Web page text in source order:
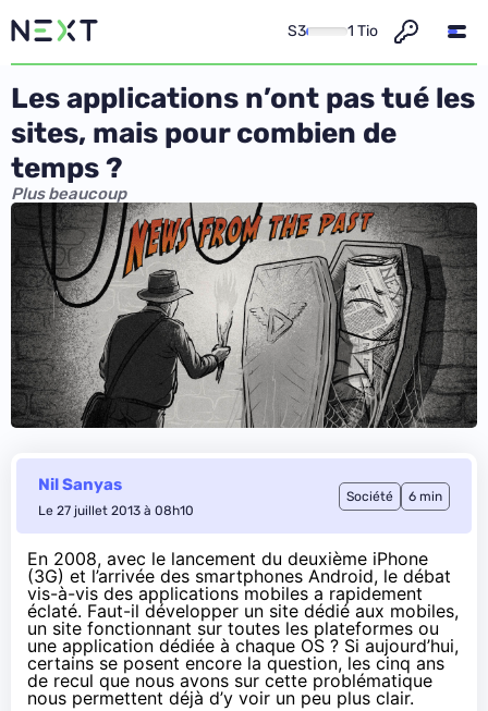
S3 1 Tio
Les applications n’ont pas tué les
sites, mais pour combien de
temps ?
Plus beaucoup
Nil Sanyas
Le 27 juillet 2013 à 08h10
Société 6 min
En 2008, avec le lancement du deuxième iPhone
(3G) et l’arrivée des smartphones Android, le débat
vis-à-vis des applications mobiles a rapidement
éclaté. Faut-il développer un site dédié aux mobiles,
un site fonctionnant sur toutes les plateformes ou
une application dédiée à chaque OS ? Si aujourd’hui,
certains se posent encore la question, les cinq ans
de recul que nous avons sur cette problématique
nous permettent déjà d’y voir un peu plus clair.